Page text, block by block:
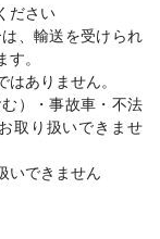
ださい
、輸送を受けられ
。
ありません。
）・事故車・不法
取り扱いできませ
いできません